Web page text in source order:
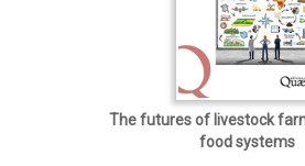
The futures of livestock
food systems